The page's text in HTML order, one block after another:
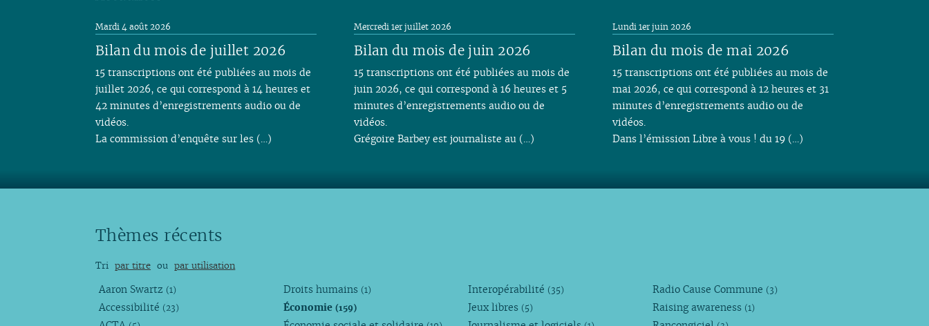
Bilan du mois de juillet 2026
Mardi 4 août 2026
15 transcriptions ont été publiées au mois de
juillet 2026, ce qui correspond à 14 heures et
42 minutes d’enregistrements audio ou de
vidéos.
La commission d’enquête sur les (…)
Bilan du mois de juin 2026
Mercredi 1er juillet 2026
15 transcriptions ont été publiées au mois de
juin 2026, ce qui correspond à 16 heures et 5
minutes d’enregistrements audio ou de
vidéos.
Grégoire Barbey est journaliste au (…)
Bilan du mois de mai 2026
Lundi 1er juin 2026
15 transcriptions ont été publiées au mois de
mai 2026, ce qui correspond à 12 heures et 31
minutes d’enregistrements audio ou de
vidéos.
Dans l’émission Libre à vous ! du 19 (…)
Thèmes récents
Tri par titre ou par utilisation
Aaron Swartz (1)
Accessibilité (23)
Droits humains (1)
Économie(159)
Interopérabilité (35)
Jeux libres (5)
Radio Cause Commune (3)
Raising awareness (1)